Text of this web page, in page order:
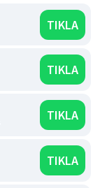
TIKLA
TIKLA
TIKLA
TIKLA